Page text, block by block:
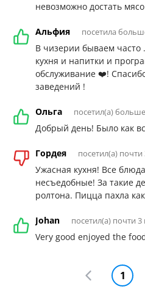
невозможно достать
Альфия посетила
В чизерии бываем часто
кухня и напитки и
обслуживание ❤️!
заведений !
Ольга посетил(а)
Добрый день! Было как
Гордея посетил(а) почти
Ужасная кухня! Все
несъедобные! За такие
ролтона. Пицца пахла
Johan посетил(а) почти 3
Very good enjoyed the
1